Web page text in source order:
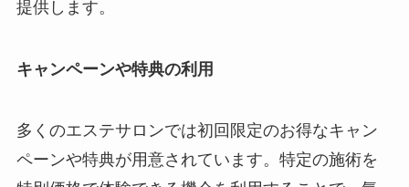
提供します。
キャンペーンや特典の利用
多くのエステサロンでは初回限定のお得なキャン
ペーンや特典が用意されています。特定の施術を